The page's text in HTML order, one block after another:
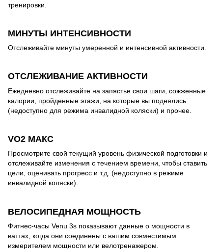
тренировки.
МИНУТЫ ИНТЕНСИВНОСТИ
Отслеживайте минуты умеренной и интенсивной активности.
ОТСЛЕЖИВАНИЕ АКТИВНОСТИ
Ежедневно отслеживайте на запястье свои шаги, сожженные
калории, пройденные этажи, на которые вы поднялись
(недоступно для режима инвалидной коляски) и прочее.
VO2 МАКС
Просмотрите свой текущий уровень физической подготовки и
отслеживайте изменения с течением времени, чтобы ставить
цели, оценивать прогресс и т.д. (недоступно в режиме
инвалидной коляски).
ВЕЛОСИПЕДНАЯ МОЩНОСТЬ
Фитнес-часы Venu 3s показывают данные о мощности в
ваттах, когда они соединены с вашим совместимым
измерителем мощности или велотренажером.